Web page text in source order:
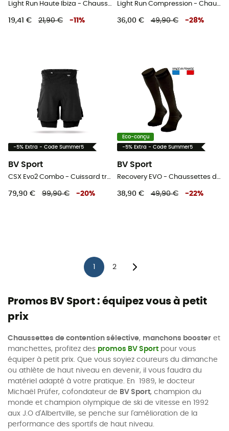
Light Run Haute Ibiza - Chaussettes running
19,41 € 21,90 € -11 %
Light Run Compression - Chaussettes de compression
36,00 € 49,90 € -28%
-5% Extra - Code Summer5
BV Sport
CSX Evo2 Combo - Cuissard trail homme
79,90 € 99,90 € -20%
Eco-conçu
-5% Extra - Code Summer5
BV Sport
Recovery EVO - Chaussettes de récupération
38,90 € 49,90 € -22%
2
Promos BV Sport : équipez vous à petit
prix
Chaussettes de contention sélective, manchons booster et
manchettes, profitez des promos BV Sport pour vous
équiper à petit prix. Que vous soyiez coureurs du dimanche
ou athlète de haut niveau en devenir, il vous faudra du
matériel adapté à votre pratique. En 1989, le docteur
Michaël Prüfer, cofondateur de BV Sport, champion du
monde et champion olympique de ski de vitesse en 1992
aux J.O d'Albertville, se penche sur l'amélioration de la
performance des sportifs de haut niveau.